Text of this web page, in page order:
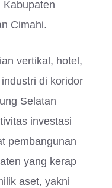
Kabupaten
Cimahi.
vertikal, hotel,
di koridor
Selatan
investasi
pembangunan
yang kerap
aset, yakni